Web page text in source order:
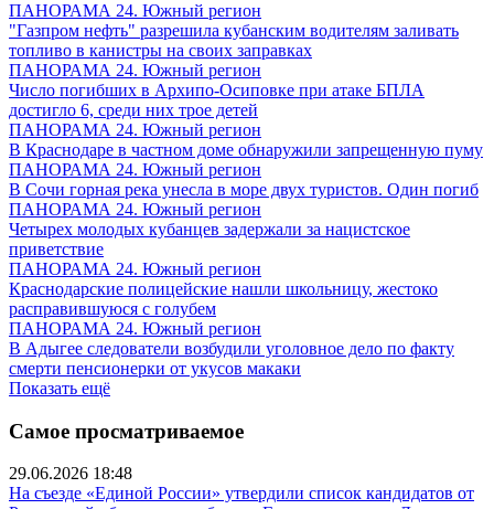
ПАНОРАМА 24. Южный регион
"Газпром нефть" разрешила кубанским водителям заливать
топливо в канистры на своих заправках
ПАНОРАМА 24. Южный регион
Число погибших в Архипо-Осиповке при атаке БПЛА
достигло 6, среди них трое детей
ПАНОРАМА 24. Южный регион
В Краснодаре в частном доме обнаружили запрещенную пуму
ПАНОРАМА 24. Южный регион
В Сочи горная река унесла в море двух туристов. Один погиб
ПАНОРАМА 24. Южный регион
Четырех молодых кубанцев задержали за нацистское
приветствие
ПАНОРАМА 24. Южный регион
Краснодарские полицейские нашли школьницу, жестоко
расправившуюся с голубем
ПАНОРАМА 24. Южный регион
В Адыгее следователи возбудили уголовное дело по факту
смерти пенсионерки от укусов макаки
Показать ещё
Самое просматриваемое
29.06.2026 18:48
На съезде «Единой России» утвердили список кандидатов от